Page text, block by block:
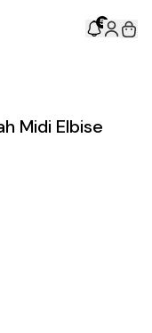
5
Midi Elbise